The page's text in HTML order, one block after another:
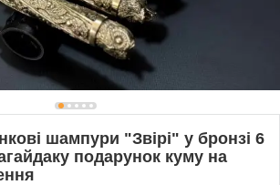
шампури "Звірі" у бронзі 6
подарунок куму на